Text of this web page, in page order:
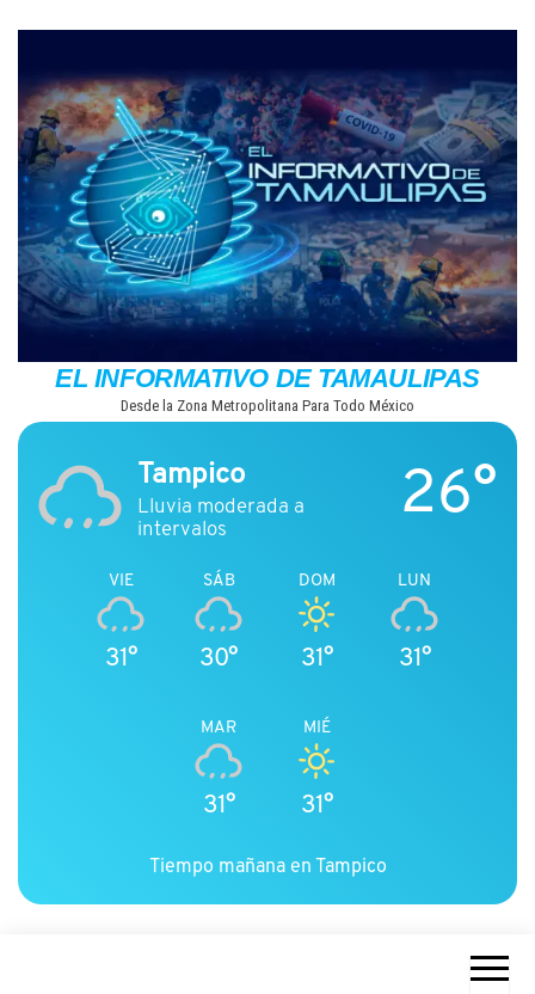
contenido
EL INFORMATIVO DE TAMAULIPAS
Desde la Zona Metropolitana Para Todo México
Tampico
Lluvia moderada a
intervalos
26°
VIE
31°
SÁB
30°
DOM
31°
LUN
31°
MAR
31°
MIÉ
31°
Tiempo mañana en Tampico